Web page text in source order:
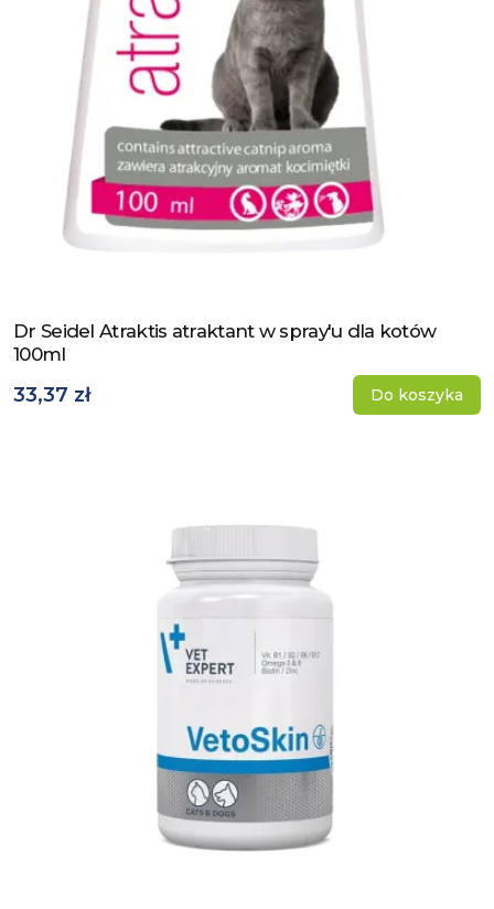
Zobacz produkt
Dr Seidel Atraktis atraktant w spray'u dla kotów
100ml
33,37 zł Do koszyka